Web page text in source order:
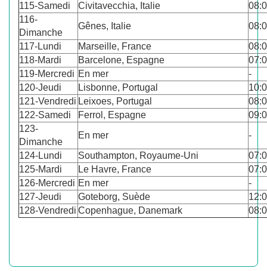
115-Samedi
Civitavecchia, Italie
116-
Dimanche
Gênes, Italie
117-Lundi
Marseille, France
118-Mardi
Barcelone, Espagne
119-Mercredi En mer
-
120-Jeudi
Lisbonne, Portugal
121-Vendredi Leixoes, Portugal
122-Samedi
Ferrol, Espagne
123-
Dimanche
En mer
-
124-Lundi
Southampton, Royaume-Uni
125-Mardi
Le Havre, France
126-Mercredi En mer
-
127-Jeudi
Goteborg, Suède
128-Vendredi Copenhague, Danemark